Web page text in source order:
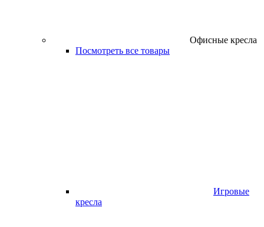
Офисные кресла
Посмотреть все товары
Игровые
кресла